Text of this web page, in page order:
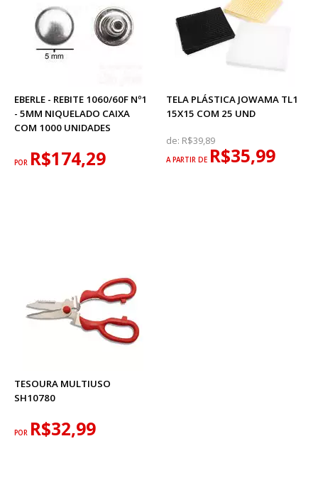
EBERLE - REBITE 1060/60F Nº1
- 5MM NIQUELADO CAIXA
COM 1000 UNIDADES
POR R$174,29
TELA PLÁSTICA JOWAMA TL1
15X15 COM 25 UND
de: R$39,89
A PARTIR DE R$35,99
TESOURA MULTIUSO
SH10780
POR R$32,99